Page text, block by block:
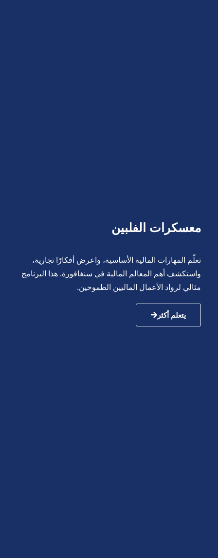
معسكرات الفلبين
تعلّم المهارات المالية الأساسية، واعرض أفكارًا تجارية،
واستكشف أهم المعالم المالية في سنغافورة. هذا البرنامج
مثالي لرواد الأعمال الماليين الطموحين.
يتعلم أكثر